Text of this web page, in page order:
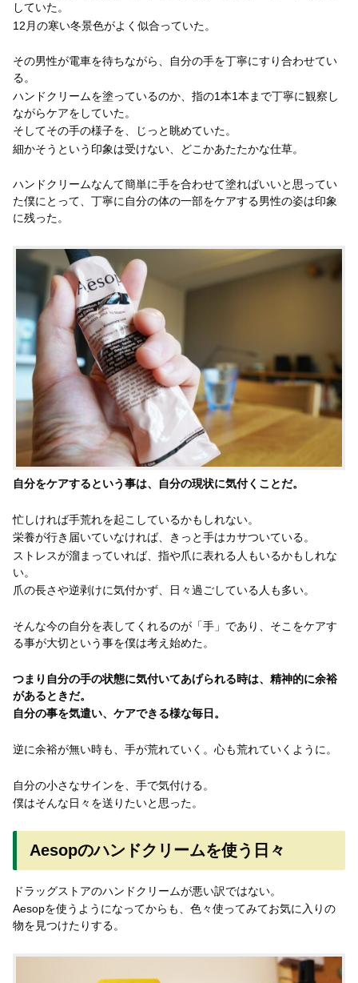
していた。
12月の寒い冬景色がよく似合っていた。
その男性が電車を待ちながら、自分の手を丁寧にすり合わせてい
る。
ハンドクリームを塗っているのか、指の1本1本まで丁寧に観察し
ながらケアをしていた。
そしてその手の様子を、じっと眺めていた。
細かそうという印象は受けない、どこかあたたかな仕草。
ハンドクリームなんて簡単に手を合わせて塗ればいいと思ってい
た僕にとって、丁寧に自分の体の一部をケアする男性の姿は印象
に残った。
自分をケアするという事は、自分の現状に気付くことだ。
忙しければ手荒れを起こしているかもしれない。
栄養が行き届いていなければ、きっと手はカサついている。
ストレスが溜まっていれば、指や爪に表れる人もいるかもしれな
い。
爪の長さや逆剥けに気付かず、日々過ごしている人も多い。
そんな今の自分を表してくれるのが「手」であり、そこをケアす
る事が大切という事を僕は考え始めた。
つまり自分の手の状態に気付いてあげられる時は、精神的に余裕
があるときだ。
自分の事を気遣い、ケアできる様な毎日。
逆に余裕が無い時も、手が荒れていく。心も荒れていくように。
自分の小さなサインを、手で気付ける。
僕はそんな日々を送りたいと思った。
Aesopのハンドクリームを使う日々
ドラッグストアのハンドクリームが悪い訳ではない。
Aesopを使うようになってからも、色々使ってみてお気に入りの
物を見つけたりする。